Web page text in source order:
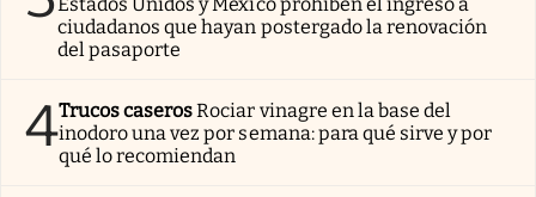
Estados Unidos y México prohíben el ingreso a
ciudadanos que hayan postergado la renovación
del pasaporte
4Trucos caserosRociar vinagre en la base del
inodoro una vez por semana: para qué sirve y por
qué lo recomiendan